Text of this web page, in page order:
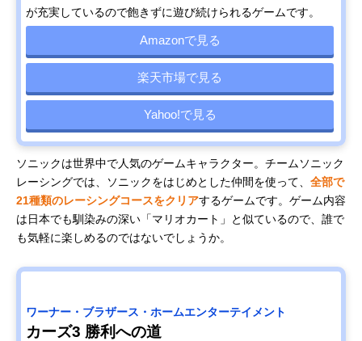
が充実しているので飽きずに遊び続けられるゲームです。
Amazonで見る
楽天市場で見る
Yahoo!で見る
ソニックは世界中で人気のゲームキャラクター。チームソニック
レーシングでは、ソニックをはじめとした仲間を使って、 全部で
21種類のレーシングコースをクリアするゲームです。ゲーム内容
は日本でも馴染みの深い「マリオカート」と似ているので、誰で
も気軽に楽しめるのではないでしょうか。
ワーナー・ブラザース・ホームエンターテイメント
カーズ3 勝利への道